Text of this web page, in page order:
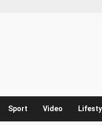
Sport Video